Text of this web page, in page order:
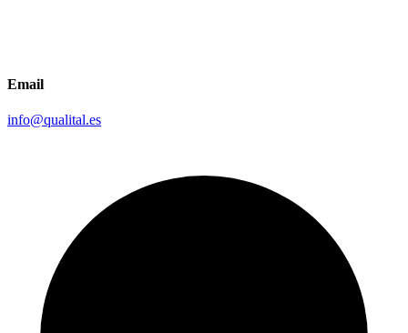
Email
info@qualital.es